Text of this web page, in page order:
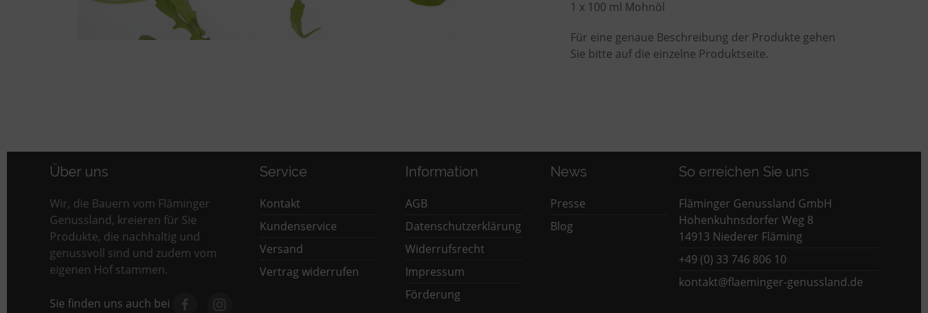
1 x 100 ml Mohnöl
Für eine genaue Beschreibung der Produkte gehen
Sie bitte auf die einzelne Produktseite.
Über uns
Wir, die Bauern vom Fläminger
Genussland, kreieren für Sie
Produkte, die nachhaltig und
genussvoll sind und zudem vom
eigenen Hof stammen.
Sie finden uns auch bei
Service
Kontakt
Kundenservice
Versand
Vertrag widerrufen
Information
AGB
Datenschutzerklärung
Widerrufsrecht
Impressum
Förderung
News
Presse
Blog
So erreichen Sie uns
Fläminger Genussland GmbH
Hohenkuhnsdorfer Weg 8
14913 Niederer Fläming
+49 (0) 33 746 806 10
kontakt@flaeminger-genussland.de